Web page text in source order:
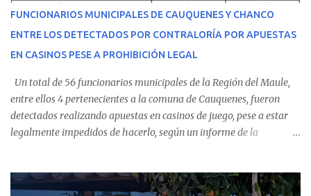
recibir atención especializada en el centro de destino. Apenas se
conoció la gravedad de su condición, sus padres —residentes en
Villarrica— se trasladaron a Cauquenes con la esperanza de una
evolución favorable. No obstante, alrededo...
FUNCIONARIOS MUNICIPALES DE CAUQUENES Y CHANCO
ENTRE LOS DETECTADOS POR CONTRALORÍA POR APUESTAS
EN CASINOS PESE A PROHIBICIÓN LEGAL
Un total de 56 funcionarios municipales de la Región del Maule,
entre ellos 4 pertenecientes a la comuna de Cauquenes, fueron
detectados realizando apuestas en casinos de juego, pese a estar
legalmente impedidos de hacerlo, según un informe de la
estableció que estos funcionarios —quienes administran o